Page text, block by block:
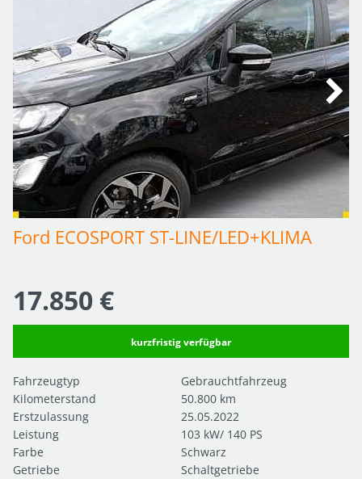
Ford ECOSPORT ST-LINE/LED+KLIMA
17.850 €
kurzfristig verfügbar
Fahrzeugtyp
Gebrauchtfahrzeug
Kilometerstand
50.800 km
Erstzulassung
25.05.2022
Leistung
103 kW/ 140 PS
Farbe
Schwarz
Getriebe
Schaltgetriebe